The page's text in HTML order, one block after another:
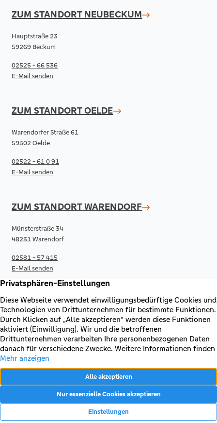
ZUM STANDORT NEUBECKUM
Hauptstraße 23
59269 Beckum
02525 - 66 536
E-Mail senden
ZUM STANDORTOELDE
Warendorfer Straße 61
59302 Oelde
02522 - 61 0 91
E-Mail senden
ZUM STANDORTWARENDORF
Münsterstraße 34
48231 Warendorf
02581 - 57 415
E-Mail senden
RECHTLICHES & KONTAKT
Kontakt
AGB & Sonderbedingungen
Erklärung zur Barrierefreiheit
Datenschutz
Vertrag widerrufen